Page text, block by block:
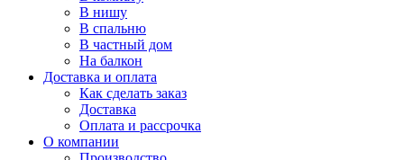
В нишу
В спальню
В частный дом
На балкон
Доставка и оплата
Как сделать заказ
Доставка
Оплата и рассрочка
О компании